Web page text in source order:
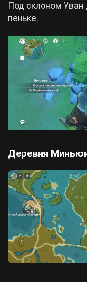
Под склоном
пеньке.
Деревня